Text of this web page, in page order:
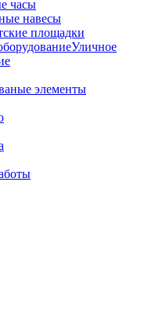
часы
навесы
площадки
Уличное
элементы